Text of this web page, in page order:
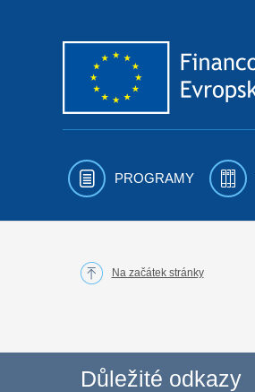
PROGRAMY
Na začátek stránky
Důležité odkazy